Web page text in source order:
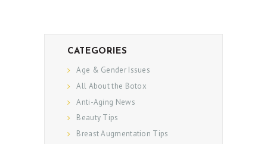
CATEGORIES
Age & Gender Issues
All About the Botox
Anti-Aging News
Beauty Tips
Breast Augmentation Tips